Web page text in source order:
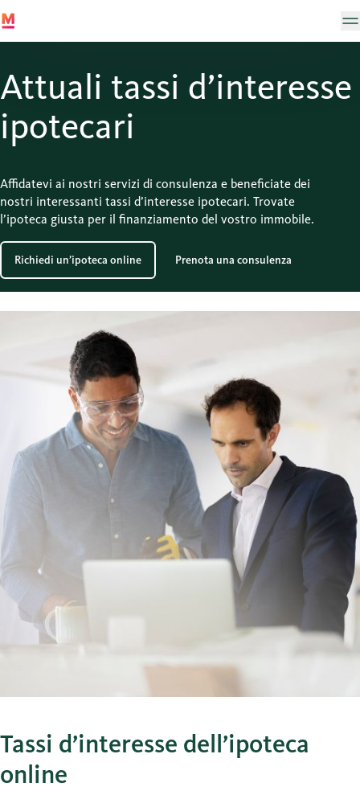
Attuali tassi d’interesse
ipotecari
Affidatevi ai nostri servizi di consulenza e beneficiate dei
nostri interessanti tassi d’interesse ipotecari. Trovate
l’ipoteca giusta per il finanziamento del vostro immobile.
Richiedi un’ipoteca online Prenota una consulenza
Tassi d’interesse dell’ipoteca
online